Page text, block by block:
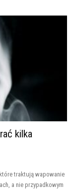
kilka
traktują wapowanie
a nie przypadkowym